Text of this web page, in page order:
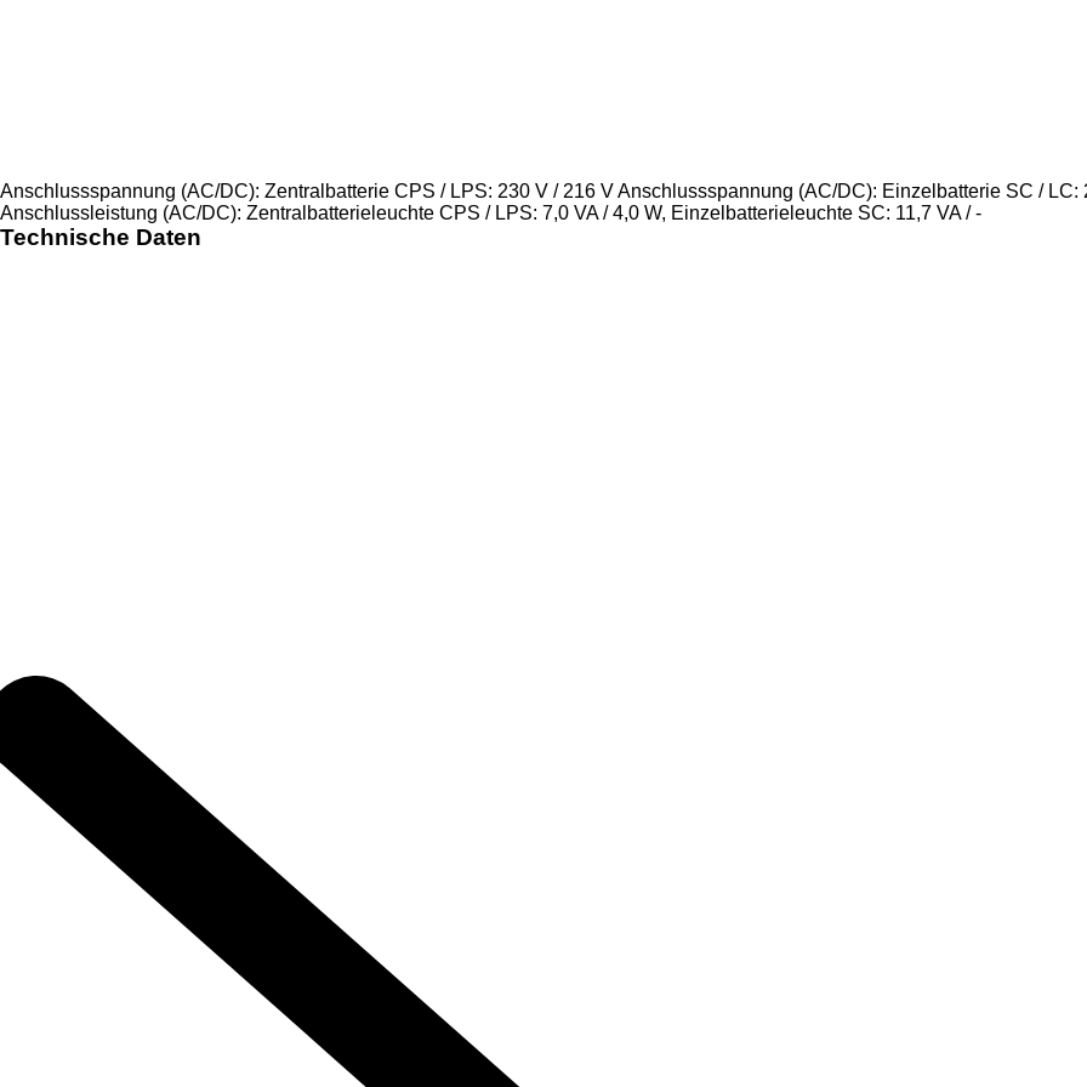
Anschlussspannung (AC/DC): Zentralbatterie CPS / LPS: 230 V / 216 V Anschlussspannung (AC/DC): Einzelbatterie SC / LC:
Anschlussleistung (AC/DC): Zentralbatterieleuchte CPS / LPS: 7,0 VA / 4,0 W, Einzelbatterieleuchte SC: 11,7 VA / -
Technische Daten